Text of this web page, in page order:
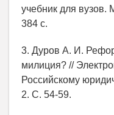
учебник для вузов.
384 с.
3. Дуров А. И.
милиция? //
Российскому
2. С. 54-59.